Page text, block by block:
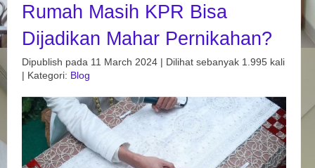
Rumah Masih KPR Bisa
Dijadikan Mahar Pernikahan?
Dipublish pada 11 March 2024 | Dilihat sebanyak 1.995 kali
| Kategori: Blog